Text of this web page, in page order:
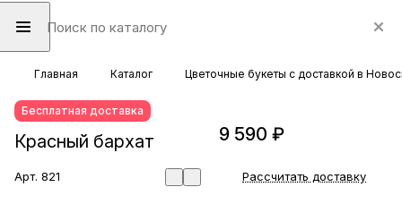
Главная Каталог Цветочные букеты с доставкой в
Бесплатная доставка
Красный бархат
Арт. 821
9 590 ₽
Рассчитать доставку